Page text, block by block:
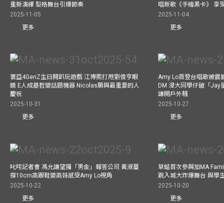
重新演繹 型格舞台引爆節奏
2025-11-05
更多
唱新歌《手繪黑卡》 享
2025-11-04
更多
寰亞4GenZ生日開趴玩遊戲 江博熙打甩劉俊亨眼
鏡 E人成基哲變話題機器 Nicolas願與最重要的人
慶祝
2025-10-31
更多
Amy Lo首登台唱歌被震
DM 浸大同學仔破「Jay
謙開戶外騷
2025-10-27
更多
叱咤記者會 馮允謙望攞「男金」報答公司 黃淑蔓
撐10cm高跟鞋變高妹感受Amy Lo視角
2025-10-22
更多
草蜢首次參與加MA
跳入城大炸爆舞台 與學
2025-10-20
更多